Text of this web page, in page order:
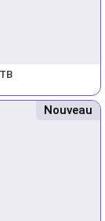
Nouveau